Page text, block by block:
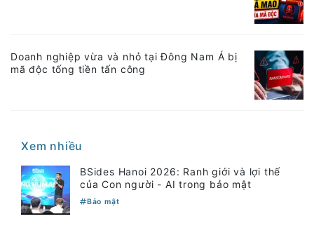
Doanh nghiệp vừa và nhỏ tại Đông Nam Á bị
mã độc tống tiền tấn công
Xem nhiều
BSides Hanoi 2026: Ranh giới và lợi thế
của Con người - AI trong bảo mật
Bảo mật